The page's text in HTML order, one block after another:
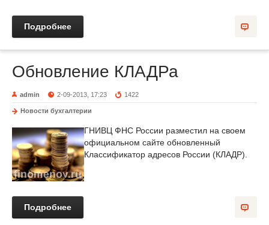
Подробнее
Обновление КЛАДРа
admin 2-09-2013, 17:23 1422
Новости бухгалтерии
ГНИВЦ ФНС России разместил на своем
официальном сайте обновленный
Классификатор адресов России (КЛАДР).
Подробнее